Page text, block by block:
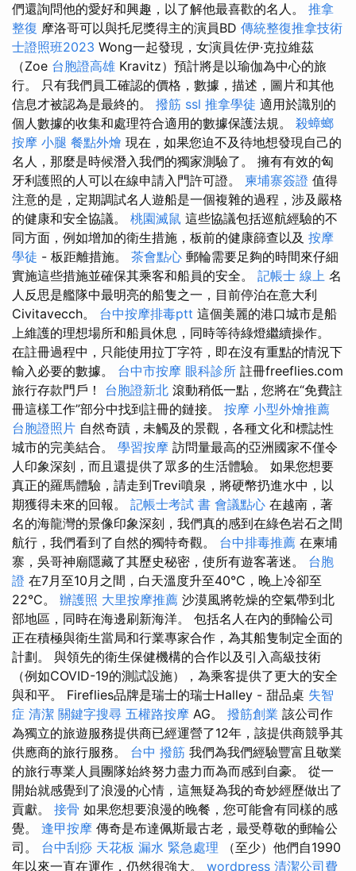
們還詢問他的愛好和興趣，以了解他最喜歡的名人。 推拿
整復 摩洛哥可以與托尼獎得主的演員BD 傳統整復推拿技術
士證照班2023 Wong一起發現，女演員佐伊·克拉維茲
（Zoe 台胞證高雄 Kravitz）預計將是以瑜伽為中心的旅
行。 只有我們員工確認的價格，數據，描述，圖片和其他
信息才被認為是最終的。 撥筋 ssl 推拿學徒 適用於識別的
個人數據的收集和處理符合適用的數據保護法規。 殺蟑螂
按摩 小腿 餐點外燴 現在，如果您迫不及待地想發現自己的
名人，那麼是時候潛入我們的獨家測驗了。 擁有有效的匈
牙利護照的人可以在線申請入門許可證。 柬埔寨簽證 值得
注意的是，定期調試名人遊船是一個複雜的過程，涉及嚴格
的健康和安全協議。 桃園滅鼠 這些協議包括巡航經驗的不
同方面，例如增加的衛生措施，板前的健康篩查以及 按摩
學徒 - 板距離措施。 茶會點心 郵輪需要足夠的時間來仔細
實施這些措施並確保其乘客和船員的安全。 記帳士 線上 名
人反思是艦隊中最明亮的船隻之一，目前停泊在意大利
Civitavecch。 台中按摩排毒ptt 這個美麗的港口城市是船
上維護的理想場所和船員休息，同時等待綠燈繼續操作。
在註冊過程中，只能使用拉丁字符，即在沒有重點的情況下
輸入必要的數據。 台中市按摩 眼科診所 註冊freeflies.com
旅行存款門戶！ 台胞證新北 滾動稍低一點，您將在“免費註
冊這樣工作”部分中找到註冊的鏈接。 按摩 小型外燴推薦
台胞證照片 自然奇蹟，未觸及的景觀，各種文化和標誌性
城市的完美結合。 學習按摩 訪問量最高的亞洲國家不僅令
人印象深刻，而且還提供了眾多的生活體驗。 如果您想要
真正的羅馬體驗，請走到Trevi噴泉，將硬幣扔進水中，以
期獲得未來的回報。 記帳士考試 書 會議點心 在越南，著
名的海龍灣的景像印象深刻，我們真的感到在綠色岩石之間
航行，我們看到了自然的獨特奇觀。 台中排毒推薦 在柬埔
寨，吳哥神廟隱藏了其歷史秘密，使所有遊客著迷。 台胞
證 在7月至10月之間，白天溫度升至40°C，晚上冷卻至
22°C。 辦護照 大里按摩推薦 沙漠風將乾燥的空氣帶到北
部地區，同時在海邊刷新海洋。 包括名人在內的郵輪公司
正在積極與衛生當局和行業專家合作，為其船隻制定全面的
計劃。 與領先的衛生保健機構的合作以及引入高級技術
（例如COVID-19的測試設施），為乘客提供了更大的安全
與和平。 Fireflies品牌是瑞士的瑞士Halley - 甜品桌 失智
症 清潔 關鍵字搜尋 五權路按摩 AG。 撥筋創業 該公司作
為獨立的旅遊服務提供商已經運營了12年，該提供商競爭其
供應商的旅行服務。 台中 撥筋 我們為我們經驗豐富且敬業
的旅行專業人員團隊始終努力盡力而為而感到自豪。 從一
開始就感覺到了浪漫的心情，這無疑為我的奇妙經歷做出了
貢獻。 接骨 如果您想要浪漫的晚餐，您可能會有同樣的感
覺。 逢甲按摩 傳奇是布達佩斯最古老，最受尊敬的郵輪公
司。 台中刮痧 天花板 漏水 緊急處理 （至少）他們自1990
年以來一直在運作，仍然很強大。 wordpress 清潔公司費